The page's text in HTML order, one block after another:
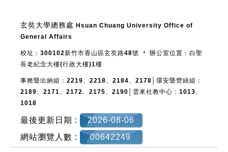
玄奘大學總務處 Hsuan Chuang University Office of
General Affairs
校址：300102新竹市香山區玄奘路48號 ‧ 辦公室位置：白聖
長老紀念大樓(行政大樓)1樓
事務暨出納組：2219、2218、2184、2178│環安暨營繕組：
2189、2171、2172、2175、2190│雲來社教中心：1013、
1018
最後更新日期 :
2026-08-06
網站瀏覽人數 :
00642249